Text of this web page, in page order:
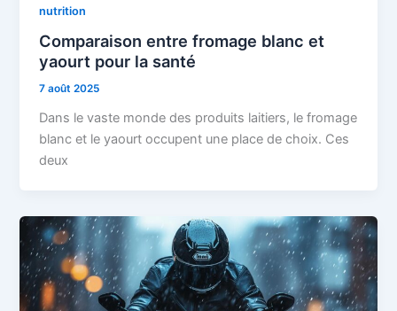
nutrition
Comparaison entre fromage blanc et
yaourt pour la santé
7 août 2025
Dans le vaste monde des produits laitiers, le fromage
blanc et le yaourt occupent une place de choix. Ces
deux